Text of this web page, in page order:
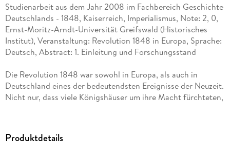
Studienarbeit aus dem Jahr 2008 im Fachbereich Geschichte
Deutschlands - 1848, Kaiserreich, Imperialismus, Note: 2, 0,
Ernst-Moritz-Arndt-Universität Greifswald (Historisches
Institut), Veranstaltung: Revolution 1848 in Europa, Sprache:
Deutsch, Abstract: 1. Einleitung und Forschungsstand
Die Revolution 1848 war sowohl in Europa, als auch in
Deutschland eines der bedeutendsten Ereignisse der Neuzeit.
Nicht nur, dass viele Königshäuser um ihre Macht fürchteten,
Grund des traditionellen Partikularismus und damit dem
Produktdetails